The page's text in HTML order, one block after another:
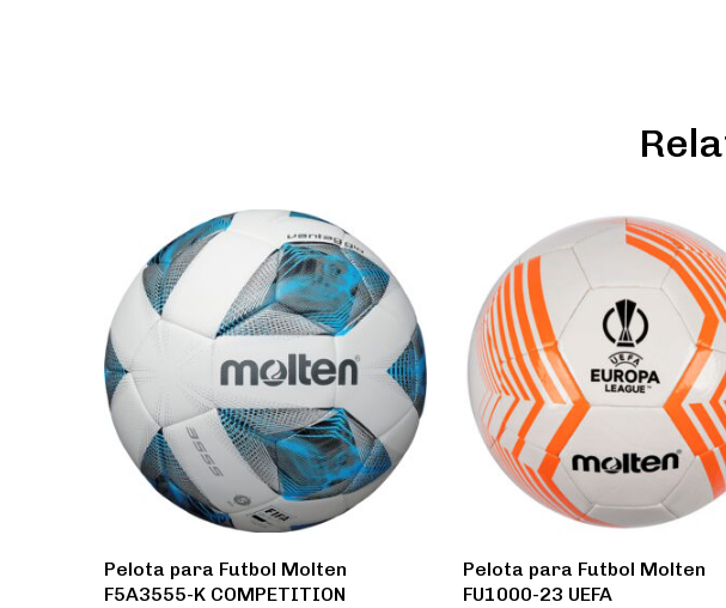
Pelota para Futbol Molten
F5A3555-K COMPETITION
Pelota para Futbol Molten
FU1000-23 UEFA